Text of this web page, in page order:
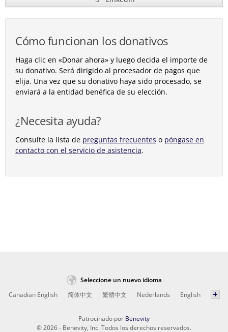
Cómo funcionan los donativos
Haga clic en «Donar ahora» y luego decida el importe de
su donativo. Será dirigido al procesador de pagos que
elija. Una vez que su donativo haya sido procesado, se
enviará a la entidad benéfica de su elección.
¿Necesita ayuda?
Consulte la lista de preguntas frecuentes o póngase en
contacto con el servicio de asistencia.
Seleccione un nuevo idioma
Canadian English
简体中文 繁體中文 Nederlands English
Patrocinado por Benevity
© 2026 - Benevity, Inc. Todos los derechos reservados.